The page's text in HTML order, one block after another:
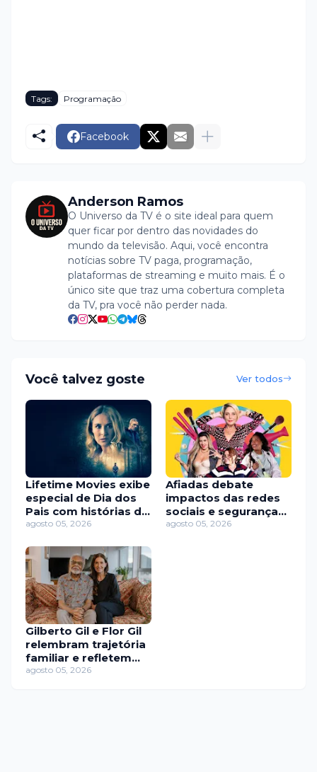
Tags: Programação
Facebook
Anderson Ramos
O Universo da TV é o site ideal para quem
quer ficar por dentro das novidades do
mundo da televisão. Aqui, você encontra
notícias sobre TV paga, programação,
plataformas de streaming e muito mais. É o
único site que traz uma cobertura completa
da TV, pra você não perder nada.
Você talvez goste Ver todos
Lifetime Movies exibe
especial de Dia dos
Pais com histórias de
pais vilões e abusivos
agosto 05, 2026
Afiadas debate
impactos das redes
sociais e segurança
digital em novo
agosto 05, 2026
Gilberto Gil e Flor Gil
relembram trajetória
familiar e refletem
sobre paternidade no
agosto 05, 2026